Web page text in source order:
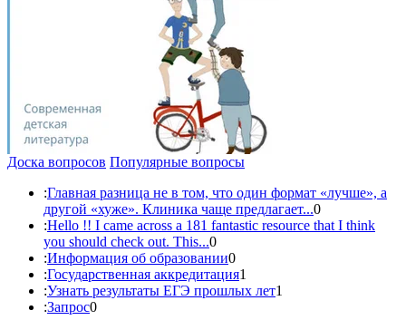
Доска вопросов Популярные вопросы
:Главная разница не в том, что один формат «лучше», а
другой «хуже». Клиника чаще предлагает...0
:Hello !! I came across a 181 fantastic resource that I think
you should check out. This...0
:Информация об образовании0
:Государственная аккредитация1
:Узнать результаты ЕГЭ прошлых лет1
:Запрос0